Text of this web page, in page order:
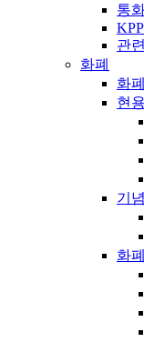
통
관
화폐
화
현
기
화